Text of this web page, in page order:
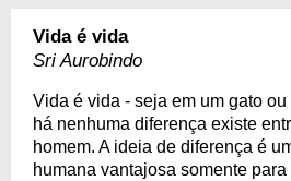
Vida é vida
Sri Aurobindo
Vida é vida - seja em um gato
há nenhuma diferença existe
homem. A ideia de diferença é
humana vantajosa somente